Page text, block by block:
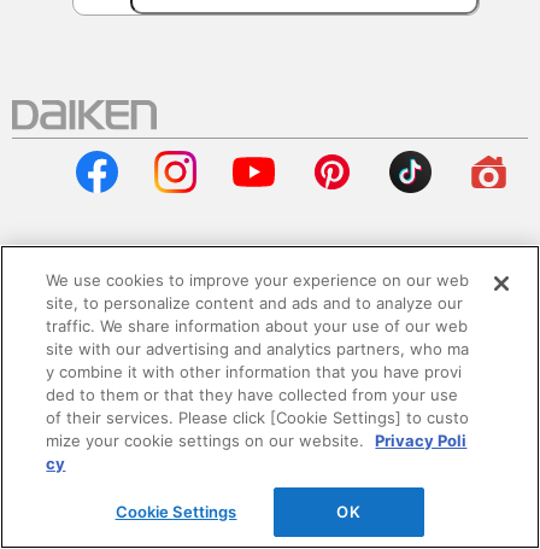
会社情報
企業情報
サステナビリティ
採用情報
ニュースリリース
We use cookies to improve your experience on our web
site, to personalize content and ads and to analyze our
traffic. We share information about your use of our web
site with our advertising and analytics partners, who ma
y combine it with other information that you have provi
ded to them or that they have collected from your use
of their services. Please click [Cookie Settings] to custo
mize your cookie settings on our website.
Privacy Poli
cy
Cookie Settings OK